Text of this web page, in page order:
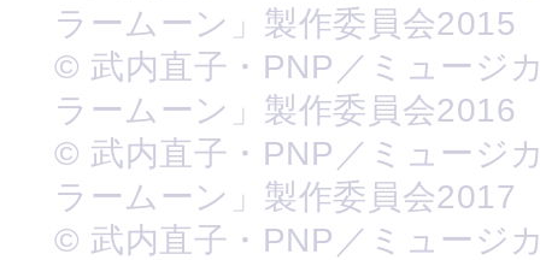
ラームーン」製作委員会2015
© 武内直子・PNP／ミュージ
ラームーン」製作委員会2016
© 武内直子・PNP／ミュージ
ラームーン」製作委員会2017
© 武内直子・PNP／ミュージ